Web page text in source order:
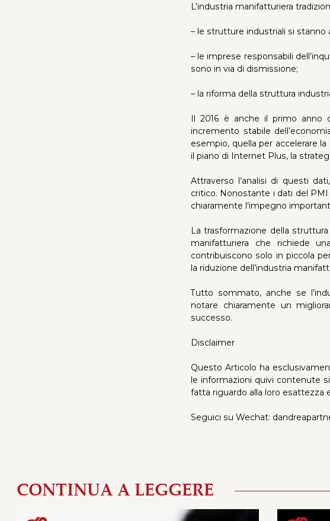
L’industria manifatturiera
– le strutture industriali si stanno
– le imprese responsabili
sono in via di dismissione;
– la riforma della struttura
Il 2016 è anche il primo anno
incremento stabile
esempio, quella per accelerare
il piano di Internet Plus, la
Attraverso l’analisi di questi
critico. Nonostante i dati del
chiaramente l’impegno
La trasformazione della
manifatturiera che richiede
contribuiscono solo in piccola
la riduzione dell’industria
Tutto sommato, anche se
notare chiaramente un
successo.
Disclaimer
Questo Articolo ha
le informazioni quivi contenute
fatta riguardo alla loro esattezza
Seguici su Wechat:
CONTINUA A LEGGERE